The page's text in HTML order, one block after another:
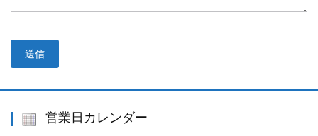
営業日カレンダー